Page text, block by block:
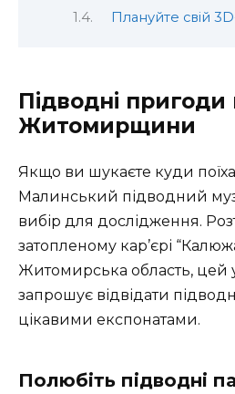
Плануйте свій
Підводні пригоди
Житомирщини
Якщо ви шукаєте куди
Малинський підводний
вибір для дослідження.
затопленому кар’єрі
Житомирська область, цей
запрошує відвідати
цікавими експонатами.
Полюбіть підводні